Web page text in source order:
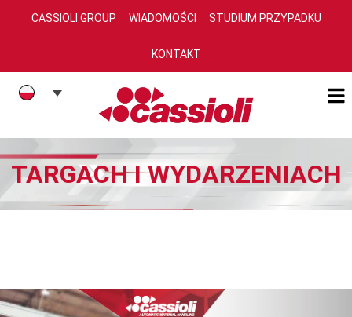
CASSIOLI GROUP WIADOMOŚCI STUDIUM PRZYPADKU
KONTAKT
TARGACH I WYDARZENIACH